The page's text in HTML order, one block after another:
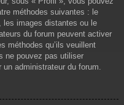
méthodes suivantes : le
les images distantes ou le
du forum peuvent activer
méthodes qu’ils veuillent
ne pouvez pas utiliser
administrateur du forum.